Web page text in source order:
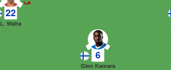
22
L. Walta
6
Glen Kamara